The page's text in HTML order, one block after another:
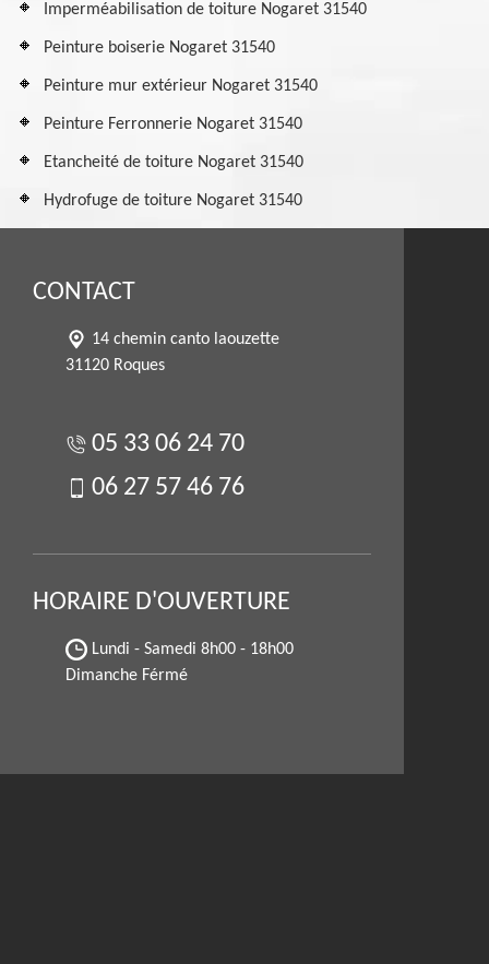
Imperméabilisation de toiture Nogaret 31540
Peinture boiserie Nogaret 31540
Peinture mur extérieur Nogaret 31540
Peinture Ferronnerie Nogaret 31540
Etancheité de toiture Nogaret 31540
Hydrofuge de toiture Nogaret 31540
CONTACT
14 chemin canto laouzette
31120 Roques
05 33 06 24 70
06 27 57 46 76
HORAIRE D'OUVERTURE
Lundi - Samedi 8h00 - 18h00
Dimanche Férmé